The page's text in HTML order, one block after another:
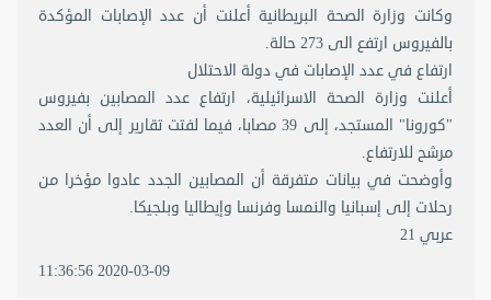
وكانت وزارة الصحة البريطانية أعلنت أن عدد الإصابات المؤكدة
بالفيروس ارتفع الى 273 حالة.
ارتفاع في عدد الإصابات في دولة الاحتلال
أعلنت وزارة الصحة الاسرائيلية، ارتفاع عدد المصابين بفيروس
"كورونا" المستجد، إلى 39 مصابا، فيما لفتت تقارير إلى أن العدد
مرشح للارتفاع.
وأوضحت في بيانات متفرقة أن المصابين الجدد عادوا مؤخرا من
رحلات إلى إسبانيا والنمسا وفرنسا وإيطاليا وبلجيكا.
عربي 21
2020-03-09 11:36:56